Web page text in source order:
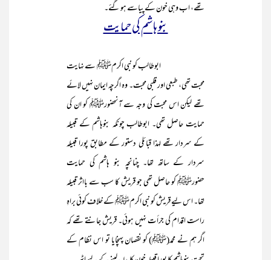
تھے، اب وہی خون کے پیاسے ہو گئے۔
بنو ہاشم کی حمایت
ابوطالب کو نبی اکرمﷺ سے نہایت
محبت تھی، طبعی اور قلبی محبت۔ وہ اگرچہ ایمان نہیں لائے
تھے لیکن اس محبت کی وجہ سے آنحضورﷺ کو ان کی
حمایت حاصل تھی۔ ابوطالب چونکہ بنوہاشم کے قبیلہ
کے سردار تھے لہذا قبائلی دستور کے مطابق پورا قبیلہ
سردار کے ساتھ تھا۔ چنانچہ بنو ہاشم کی حمایت
حضورﷺ کو حاصل تھی جو قریش کا سب سے بااثر قبیلہ
تھا۔ اس لیے قریش کو نبی اکرمﷺ کے خلاف کوئی براہِ
راست اقدام کی جرأت نہیں ہوئی۔ قریش جانتے تھے کہ
اگر ہم نے محمد(ﷺ) کو نقصان پہنچایا تو اس نظام کے